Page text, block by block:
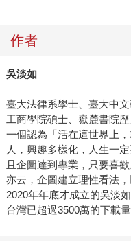
作者
吳淡如
臺大法律系學士、臺大中
工商學院碩士、嶽麓書院歷
一個認為「活在這世界上
人，興趣多樣化，人生一
且企圖達到專業，只要喜
亦云，企圖建立理性看法，
2020年年底才成立的吳淡
台灣已超過3500萬的下載量